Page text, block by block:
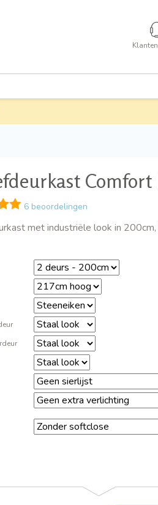
6 beoordelingen
met industriële look in